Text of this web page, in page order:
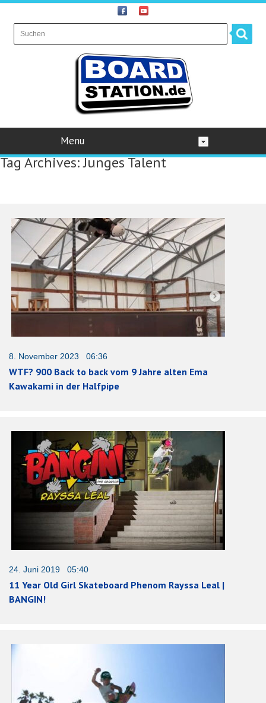
Menu
Tag Archives:Junges Talent
8. November 2023 06:36
WTF? 900 Back to back vom 9 Jahre alten Ema
Kawakami in der Halfpipe
24. Juni 2019 05:40
11 Year Old Girl Skateboard Phenom Rayssa Leal |
BANGIN!